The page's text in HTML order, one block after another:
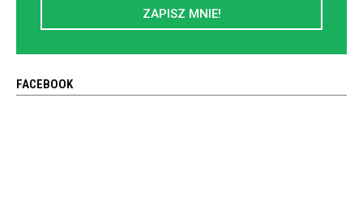
ZAPISZ MNIE!
FACEBOOK